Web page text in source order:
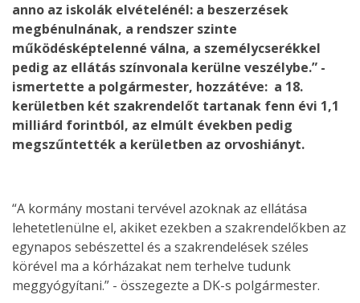
anno az iskolák elvételénél: a beszerzések
megbénulnának, a rendszer szinte
működésképtelenné válna, a személycserékkel
pedig az ellátás színvonala kerülne veszélybe.” -
ismertette a polgármester, hozzátéve: a 18.
kerületben két szakrendelőt tartanak fenn évi 1,1
milliárd forintból, az elmúlt években pedig
megszűntették a kerületben az orvoshiányt.
“A kormány mostani tervével azoknak az ellátása
lehetetlenülne el, akiket ezekben a szakrendelőkben az
egynapos sebészettel és a szakrendelések széles
körével ma a kórházakat nem terhelve tudunk
meggyógyítani.” - összegezte a DK-s polgármester.